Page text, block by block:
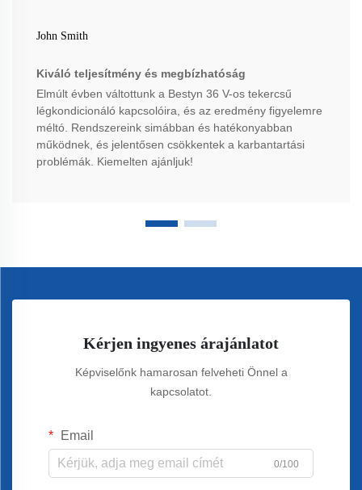
John Smith
Kiváló teljesítmény és megbízhatóság
Elmúlt évben váltottunk a Bestyn 36 V-os tekercsű
légkondicionáló kapcsolóira, és az eredmény figyelemre
méltó. Rendszereink simábban és hatékonyabban
működnek, és jelentősen csökkentek a karbantartási
problémák. Kiemelten ajánljuk!
Kérjen ingyenes árajánlatot
Képviselőnk hamarosan felveheti Önnel a
kapcsolatot.
Email
0/100